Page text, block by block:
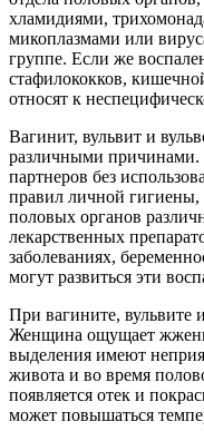
хламидиями,
микоплазмами или
группе. Если же
стафилококков,
относят к
Вагинит, вульвит и
различными причинами.
партнеров без
правил личной гигиены,
половых органов
лекарственных
заболеваниях,
могут развиться эти
При вагините, вульвите
Женщина ощущает
выделения имеют
живота и во время
появляется отек и
может повышаться